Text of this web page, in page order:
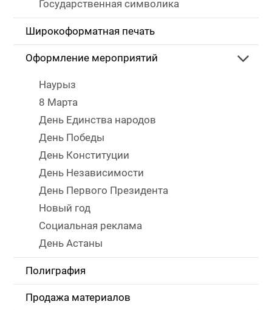
Государственная символика
Широкоформатная печать
Оформление мероприятий
Наурыз
8 Марта
День Единства народов
День Победы
День Конституции
День Независимости
День Первого Президента
Новый год
Социальная реклама
День Астаны
Полиграфия
Продажа материалов